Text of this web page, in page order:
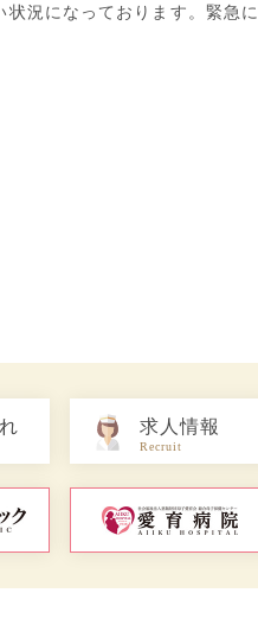
況になっております。緊急に
求人情報
Recruit